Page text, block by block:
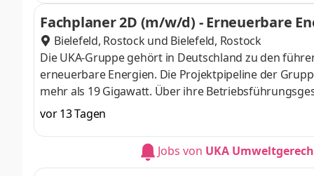
Dresden, Meißen oder Rostock, Dich als
wünschen uns eine regelmäßige Verfügbarkeit von
Standort in Cottbus, Dresden, Meißen oder
von Verträgen und Grun
Fachplaner 2D (m/w/d) - Erneuerbare
Bielefeld, Rostockund Bielefeld, Rostock
Die UKA-Gruppe gehört in Deutschland zu den
erneuerbare Energien. Die Projektpipeline der
mehr als 19 Gigawatt. Über ihre
hinaus die Betriebsführung für Wind- und PV-Parks.
Umsetzung der Energiewende arbeiten. Hierfür
oder Rostock dich als Fachplaner 2D (m/w/d) -
präzise technische Zeichnungen und digitale
vor 13 Tagen
Jobs von UKA